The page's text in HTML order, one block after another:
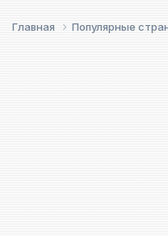
Главная Популярные